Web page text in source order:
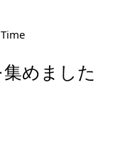
めました